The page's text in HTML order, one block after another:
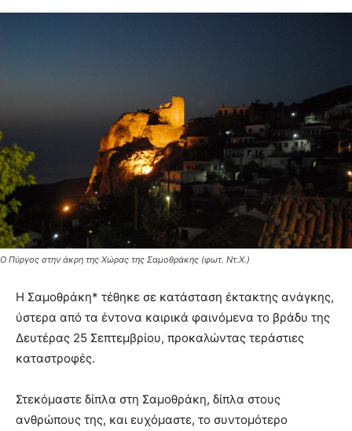
Ο Πύργος στην άκρη της Χώρας της Σαμοθράκης (φωτ. Ντ.Χ.)
Η Σαμοθράκη* τέθηκε σε κατάσταση έκτακτης ανάγκης,
ύστερα από τα έντονα καιρικά φαινόμενα το βράδυ της
Δευτέρας 25 Σεπτεμβρίου, προκαλώντας τεράστιες
καταστροφές.
Στεκόμαστε δίπλα στη Σαμοθράκη, δίπλα στους
ανθρώπους της, και ευχόμαστε, το συντομότερο